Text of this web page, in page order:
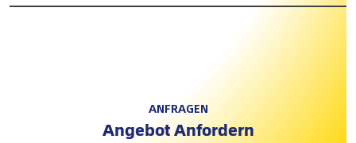
ANFRAGEN
Angebot Anfordern